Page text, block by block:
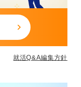
就活Q&A編集方針